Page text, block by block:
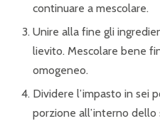
continuare a mescolare.
Unire alla fine gli
lievito. Mescolare bene
omogeneo.
Dividere l’impasto in sei
porzione all’interno dello